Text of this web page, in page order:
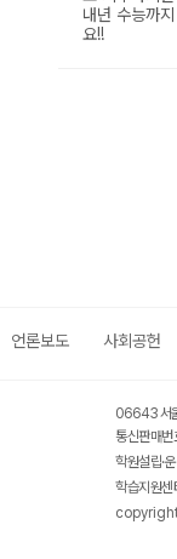
언론보도 사회공헌
06643 서
통신판매
학원설립·
학습지원